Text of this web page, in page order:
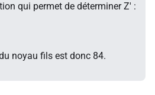
qui permet de déterminer Z' :
noyau fils est donc 84.